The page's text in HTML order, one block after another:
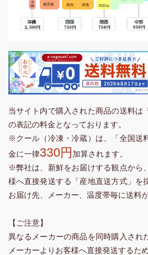
当サイト内で購入された商品の送料は
の表記の料金となっております。
※クール（冷凍・冷蔵）は、「全国送
金に一律330円 加算されます。
※弊社は、新鮮をお届けする観点から
様へ直接発送する「産地直送方式」を
お届け先、メーカー、温度帯毎に送料
【ご注意】
異なるメーカーの商品を同時購入され
メーカーよりお客様へ直接発送するた